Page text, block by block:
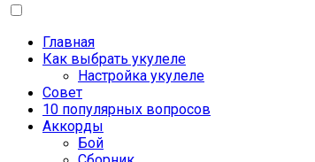
Главная
Как выбрать укулеле
Настройка укулеле
Совет
10 популярных вопросов
Аккорды
Бой